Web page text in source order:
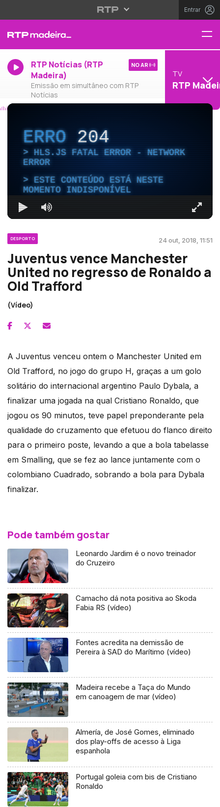
Entrar
RTP Notícias (RTP
Madeira)
Emissão em simultâneo com RTP
Notícias
NO AR
TV
RTP
ERRO204
HLS.JS FATAL ERROR - NETWORK
ERROR
ESTE CONTEÚDO ESTÁ NESTE
MOMENTO INDISPONÍVEL
DESPORTO 24 out, 2018, 11:51
Juventus vence Manchester
United no regresso de Ronaldo a
Old Trafford
(Vídeo)
A Juventus venceu ontem o Manchester United em
Old Trafford, no jogo do grupo H, graças a um golo
solitário do internacional argentino Paulo Dybala, a
finalizar uma jogada na qual Cristiano Ronaldo, que
jogou os 90 minutos, teve papel preponderante pela
qualidade do cruzamento que efetuou do flanco direito
para o primeiro poste, levando a que a bola tabelasse
em Smalling, que se fez ao lance juntamente com o
colombiano Cuadrado, sobrando a bola para Dybala
finalizar.
Pode também gostar
Leonardo Jardim é o novo treinador
do Cruzeiro
Camacho dá nota positiva ao Skoda
Fabia RS (vídeo)
Fontes acredita na demissão de
Pereira à SAD do Marítimo (vídeo)
Madeira recebe a Taça do Mundo
em canoagem de mar (vídeo)
Almería, de José Gomes, eliminado
dos play-offs de acesso à Liga
espanhola
Portugal goleia com bis de Cristiano
Ronaldo